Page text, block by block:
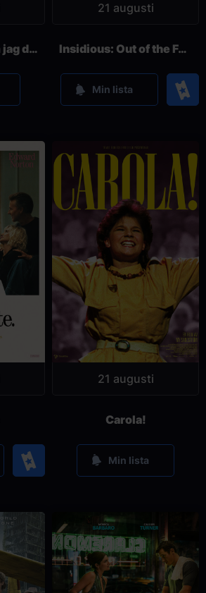
Blir du ledsen om jag dör?
21 augusti
Insidious: Out of the Further
Min lista
Köp
Köp
21 augusti
Carola!
Min lista